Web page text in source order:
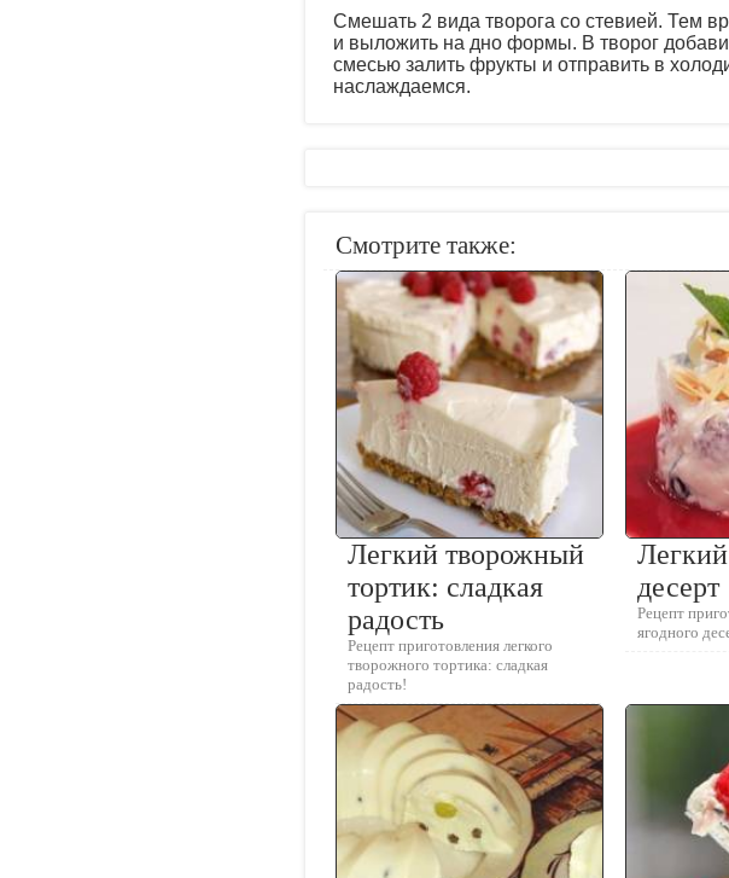
Смешать 2 вида творога со стевией. Тем
и выложить на дно формы. В творог
смесью залить фрукты и отправить в
наслаждаемся.
Смотрите также:
Легкий творожный
тортик: сладкая
радость
Рецепт приготовления легкого
творожного тортика: сладкая
радость!
десерт
Рецепт
ягодного